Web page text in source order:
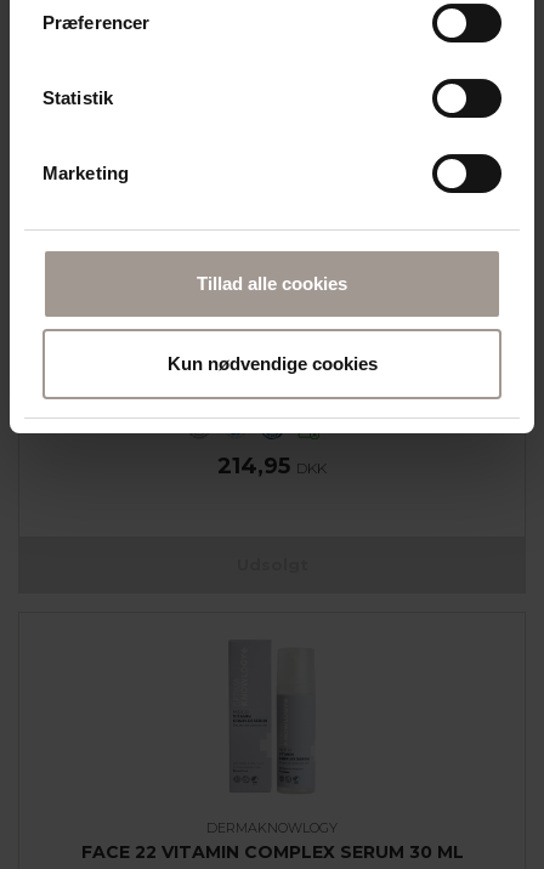
Præferencer
Statistik
Marketing
Tillad alle cookies
Kun nødvendige cookies
FACE 21 MOISTURISING GEL 50 ML
TIL SENSITIV OG RØDMENDE HUD
214,95 DKK
DERMAKNOWLOGY
FACE 22 VITAMIN COMPLEX SERUM 30 ML